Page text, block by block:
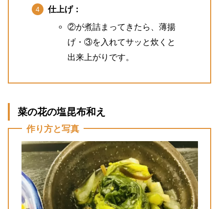
仕上げ：
②が煮詰まってきたら、薄揚
げ・③を入れてサッと炊くと
出来上がりです。
菜の花の塩昆布和え
作り方と写真